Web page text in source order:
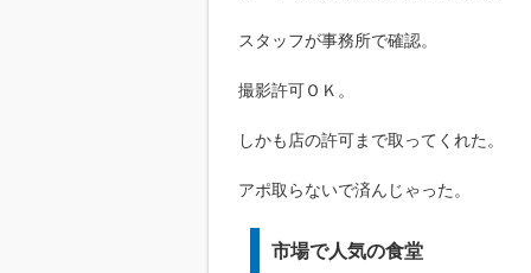
スタッフが事務所で確認。
撮影許可ＯＫ。
しかも店の許可まで取ってくれた。
アポ取らないで済んじゃった。
市場で人気の食堂